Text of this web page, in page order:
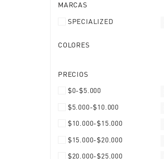
MARCAS
SPECIALIZED
COLORES
PRECIOS
$0-$5.000
$5.000-$10.000
$10.000-$15.000
$15.000-$20.000
$20.000-$25.000